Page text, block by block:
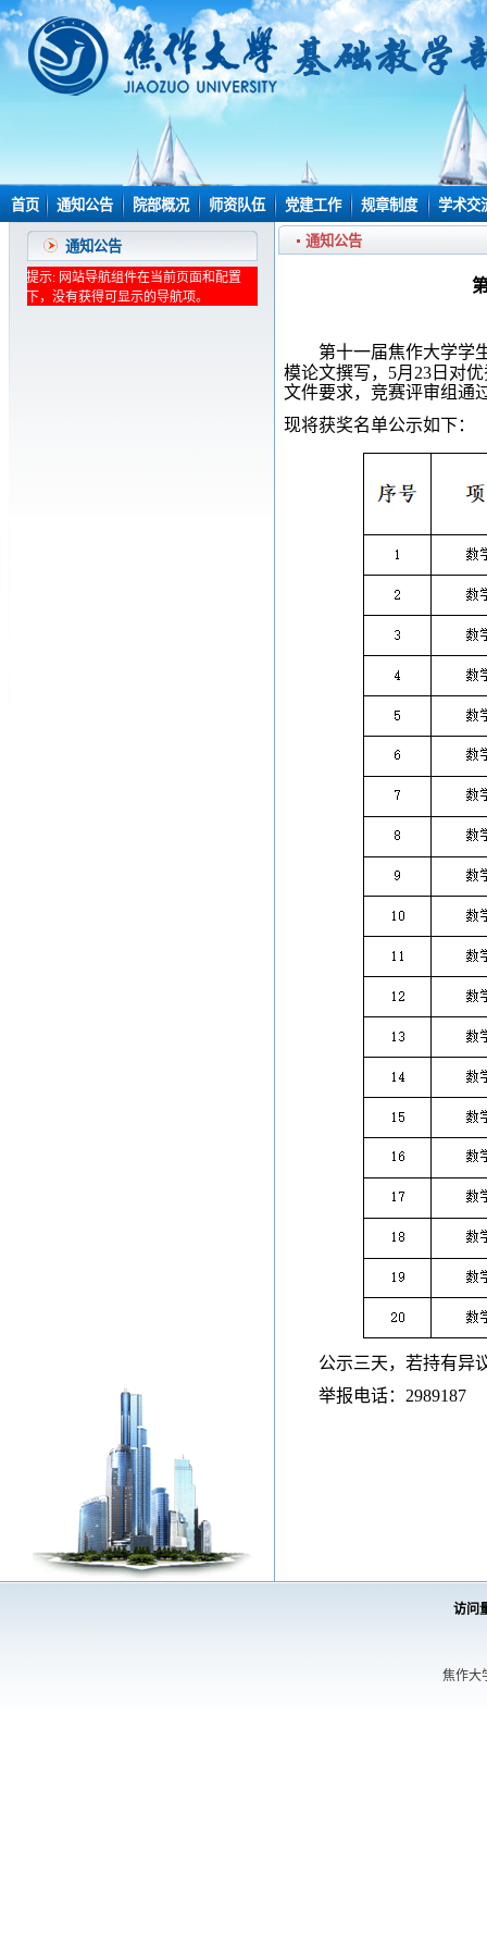
首页 通知公告 院部概况 师资队伍 党建工作 规章制度 学术交
通知公告
提示: 网站导航组件在当前页面和配置
下，没有获得可显示的导航项。
通知公告
第十一届焦作大学学
模论文撰写， 5月 23 日 对
文件要求， 竞赛评审组通
现将获奖名单公示如下：
公示三天，若持有异
举报电话： 2989187
访问
焦作大